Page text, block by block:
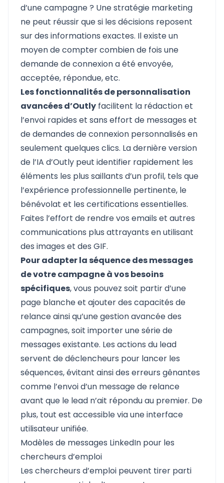
d’une campagne ? Une stratégie marketing
ne peut réussir que si les décisions reposent
sur des informations exactes. Il existe un
moyen de compter combien de fois une
demande de connexion a été envoyée,
acceptée, répondue, etc.
Les fonctionnalités de personnalisation
avancées d’Outly facilitent la rédaction et
l’envoi rapides et sans effort de messages et
de demandes de connexion personnalisés en
seulement quelques clics. La dernière version
de l’IA d’Outly peut identifier rapidement les
éléments les plus saillants d’un profil, tels que
l’expérience professionnelle pertinente, le
bénévolat et les certifications essentielles.
Faites l’effort de rendre vos emails et autres
communications plus attrayants en utilisant
des images et des GIF.
Pour adapter la séquence des messages
de votre campagne à vos besoins
spécifiques, vous pouvez soit partir d’une
page blanche et ajouter des capacités de
relance ainsi qu’une gestion avancée des
campagnes, soit importer une série de
messages existante. Les actions du lead
servent de déclencheurs pour lancer les
séquences, évitant ainsi des erreurs gênantes
comme l’envoi d’un message de relance
avant que le lead n’ait répondu au premier. De
plus, tout est accessible via une interface
utilisateur unifiée.
Modèles de messages LinkedIn pour les
chercheurs d’emploi
Les chercheurs d’emploi peuvent tirer parti